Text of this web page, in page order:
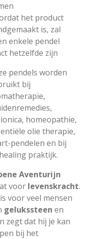
het product
is, zal
enkele pendel
hetzelfde zijn
pendels worden
bij
homeopathie,
olie therapie,
pendelen en bij
praktijk.
Aventurijn
voor levenskracht.
voor veel mensen
gelukssteen en
zegt dat hij je kan
bij het